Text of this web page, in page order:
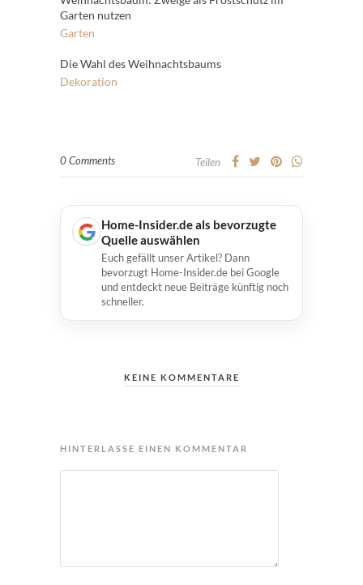
Garten nutzen
Garten
Die Wahl des Weihnachtsbaums
Dekoration
0 Comments Teilen
Home-Insider.de als bevorzugte
Quelle auswählen
Euch gefällt unser Artikel? Dann
bevorzugt Home-Insider.de bei Google
und entdeckt neue Beiträge künftig noch
schneller.
KEINE KOMMENTARE
HINTERLASSE EINEN KOMMENTAR